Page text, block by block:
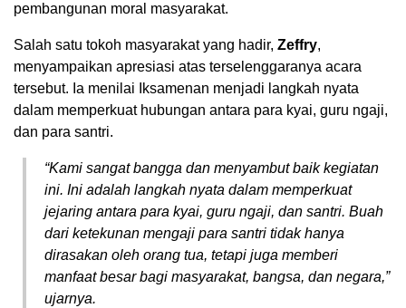
pembangunan moral masyarakat.
Salah satu tokoh masyarakat yang hadir, Zeffry,
menyampaikan apresiasi atas terselenggaranya acara
tersebut. Ia menilai Iksamenan menjadi langkah nyata
dalam memperkuat hubungan antara para kyai, guru ngaji,
dan para santri.
“Kami sangat bangga dan menyambut baik kegiatan
ini. Ini adalah langkah nyata dalam memperkuat
jejaring antara para kyai, guru ngaji, dan santri. Buah
dari ketekunan mengaji para santri tidak hanya
dirasakan oleh orang tua, tetapi juga memberi
manfaat besar bagi masyarakat, bangsa, dan negara,”
ujarnya.